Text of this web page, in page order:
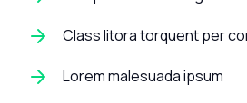
Class litora torquent per
Lorem malesuada ipsum